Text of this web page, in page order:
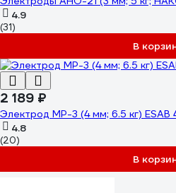
4.9
(31)
В
2 189 ₽
Электрод МР-3 (4 мм; 6.5 кг) ESAB
4.8
(20)
В